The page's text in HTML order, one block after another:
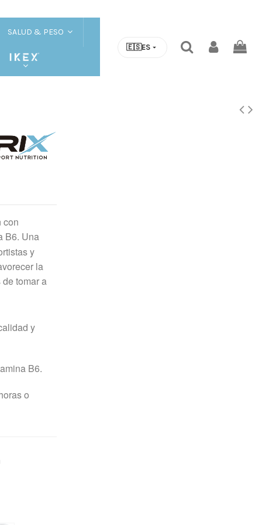
SALUD & PESO
🇪🇸ES
con
B6. Una
y
la
tomar a
y
B6.
o